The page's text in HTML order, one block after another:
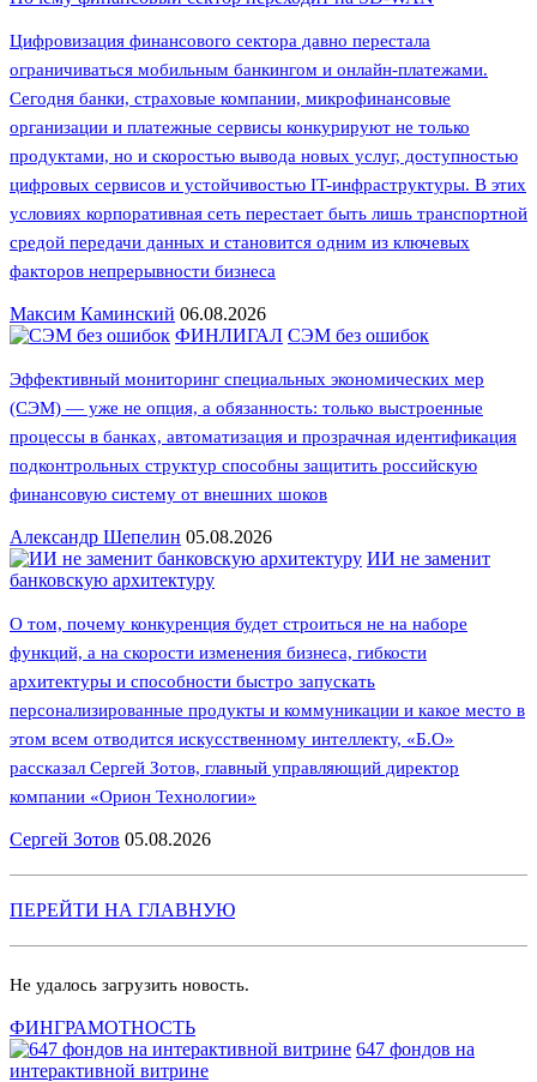
Цифровизация финансового сектора давно перестала
ограничиваться мобильным банкингом и онлайн-платежами.
Сегодня банки, страховые компании, микрофинансовые
организации и платежные сервисы конкурируют не только
продуктами, но и скоростью вывода новых услуг, доступностью
цифровых сервисов и устойчивостью IT-инфраструктуры. В этих
условиях корпоративная сеть перестает быть лишь транспортной
средой передачи данных и становится одним из ключевых
факторов непрерывности бизнеса
Максим Каминский 06.08.2026
ФИНЛИГАЛ СЭМ без ошибок
Эффективный мониторинг специальных экономических мер
(СЭМ) — уже не опция, а обязанность: только выстроенные
процессы в банках, автоматизация и прозрачная идентификация
подконтрольных структур способны защитить российскую
финансовую систему от внешних шоков
Александр Шепелин 05.08.2026
ИИ не заменит
банковскую архитектуру
О том, почему конкуренция будет строиться не на наборе
функций, а на скорости изменения бизнеса, гибкости
архитектуры и способности быстро запускать
персонализированные продукты и коммуникации и какое место в
этом всем отводится искусственному интеллекту, «Б.О»
рассказал Сергей Зотов, главный управляющий директор
компании «Орион Технологии»
Сергей Зотов 05.08.2026
ПЕРЕЙТИ НА ГЛАВНУЮ
Не удалось загрузить новость.
ФИНГРАМОТНОСТЬ
647 фондов на
интерактивной витрине